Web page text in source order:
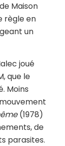
Maison
règle en
un
joué
que le
Moins
(1978)
de
parasites.